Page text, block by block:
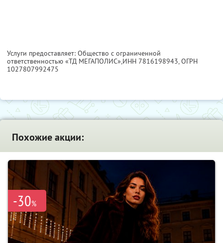
Услуги предоставляет: Общество с ограниченной
ответственностью «ТД МЕГАПОЛИС»,ИНН 7816198943, ОГРН
1027807992475
Похожие акции:
-30%